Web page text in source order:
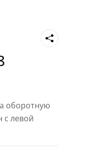
оборотную
с левой